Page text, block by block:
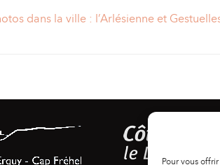
Pour vous
dans la ville : l’Arlésienne et